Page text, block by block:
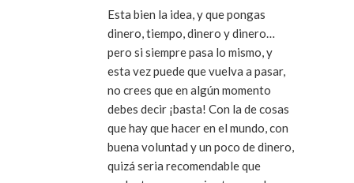
Esta bien la idea, y que pongas
dinero, tiempo, dinero y dinero…
pero si siempre pasa lo mismo, y
esta vez puede que vuelva a pasar,
no crees que en algún momento
debes decir ¡basta! Con la de cosas
que hay que hacer en el mundo, con
buena voluntad y un poco de dinero,
quizá seria recomendable que